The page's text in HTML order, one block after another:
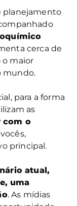
planejamento
cerca de
o maior
mundo.
para a forma
as
com o
principal.
atual,
uma
. As mídias